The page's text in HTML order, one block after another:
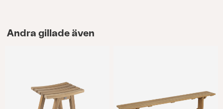
Andra gillade även